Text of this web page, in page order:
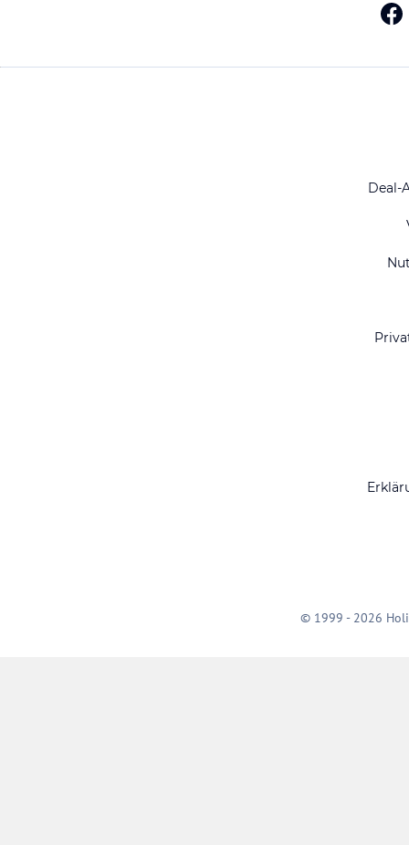
Deal-
© 1999 - 2026